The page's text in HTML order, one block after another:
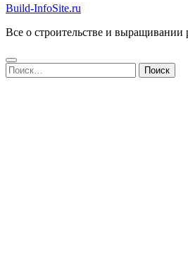
Build-InfoSite.ru
Все о строительстве и выращивании
Найти: